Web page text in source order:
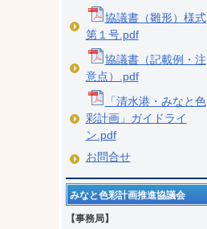
協議書（雛形）様式
第１号.pdf
協議書（記載例・注
意点）.pdf
「清水港・みなと色
彩計画」ガイドライ
ン.pdf
お問合せ
みなと色彩計画推進協議会
【事務局】